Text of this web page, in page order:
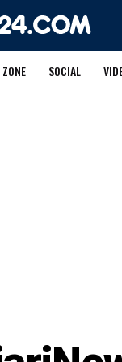
SOCIAL